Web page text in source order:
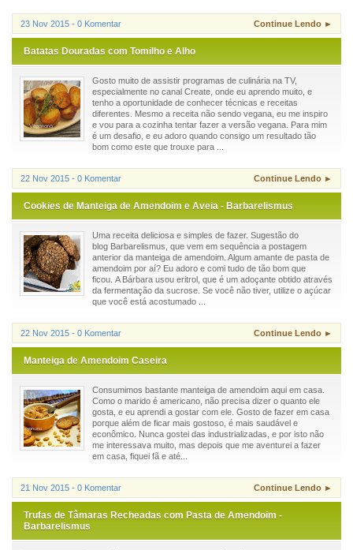
23 Nov 2015 - 0 Komentar Continue Lendo ►
Batatas Douradas com Tomilho e Alho
Gosto muito de assistir programas de culinária na TV,
especialmente no canal Create, onde eu aprendo muito, e
tenho a oportunidade de conhecer técnicas e receitas
diferentes. Mesmo a receita não sendo vegana, eu me inspiro
e vou para a cozinha tentar fazer a versão vegana. Para mim
é um desafio, e eu adoro quando consigo um resultado tão
bom como este que trouxe para ...
22 Nov 2015 - 0 Komentar Continue Lendo ►
Cookies de Manteiga de Amendoim e Aveia - Barbarelismus
Uma receita deliciosa e simples de fazer. Sugestão do
blog Barbarelismus, que vem em sequência a postagem
anterior da manteiga de amendoim. Algum amante de pasta de
amendoim por aí? Eu adoro e comi tudo de tão bom que
ficou. A Bárbara usou eritrol, que é um adoçante obtido através
da fermentação da sucrose. Se você não tiver, utilize o açúcar
que você está acostumado ...
22 Nov 2015 - 0 Komentar Continue Lendo ►
Manteiga de Amendoim Caseira
Consumimos bastante manteiga de amendoim aqui em casa.
Como o marido é americano, não precisa dizer o quanto ele
gosta, e eu aprendi a gostar com ele. Gosto de fazer em casa
porque além de ficar mais gostoso, é mais saudável e
econômico. Nunca gostei das industrializadas, e por isto não
me interessava muito, mas depois que me aventurei a fazer
em casa, fiquei fã e até...
21 Nov 2015 - 0 Komentar Continue Lendo ►
Trufas de Tâmaras Recheadas com Pasta de Amendoim -
Barbarelismus